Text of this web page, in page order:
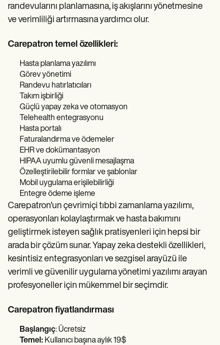
randevularını planlamasına, iş akışlarını yönetmesine
ve verimliliği artırmasına yardımcı olur.
Carepatron temel özellikleri:
Hasta planlama yazılımı
Görev yönetimi
Randevu hatırlatıcıları
Takım işbirliği
Güçlü yapay zeka ve otomasyon
Telehealth entegrasyonu
Hasta portalı
Faturalandırma ve ödemeler
EHR ve dokümantasyon
HIPAA uyumlu güvenli mesajlaşma
Özelleştirilebilir formlar ve şablonlar
Mobil uygulama erişilebilirliği
Entegre ödeme işleme
Carepatron'un çevrimiçi tıbbi zamanlama yazılımı,
operasyonları kolaylaştırmak ve hasta bakımını
geliştirmek isteyen sağlık pratisyenleri için hepsi bir
arada bir çözüm sunar. Yapay zeka destekli özellikleri,
kesintisiz entegrasyonları ve sezgisel arayüzü ile
verimli ve güvenilir uygulama yönetimi yazılımı arayan
profesyoneller için mükemmel bir seçimdir.
Carepatron fiyatlandırması
Başlangıç: Ücretsiz
Temel: Kullanıcı başına aylık 19$